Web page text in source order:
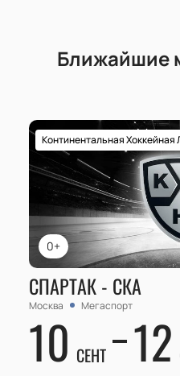
Ближайшие
0+
Континентальная Хоккейная
СПАРТАК - СКА
Москва Мегаспорт
10 СЕНТ 12